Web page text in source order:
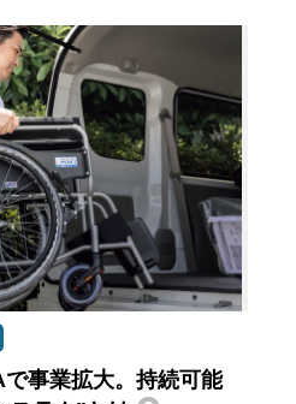
事業拡大。持続可能